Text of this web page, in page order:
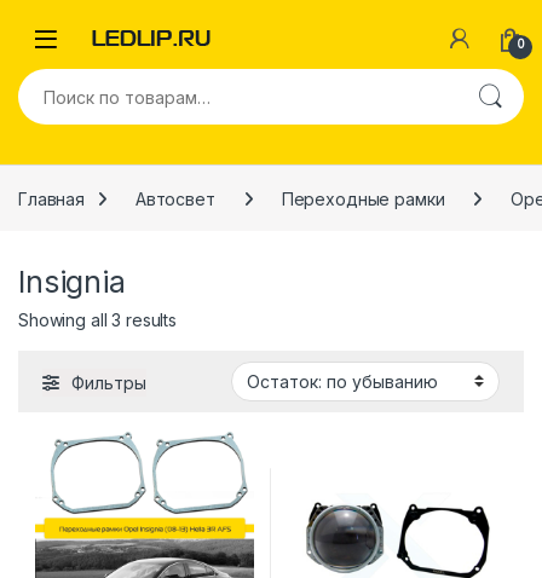
0
Искать:
Главная Автосвет Переходные рамки
Insignia
Showing all 3 results
Фильтры